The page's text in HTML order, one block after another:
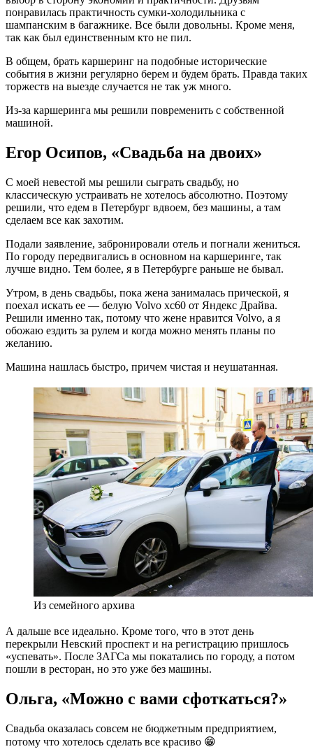
понравилась практичность сумки-холодильника с
шампанским в багажнике. Все были довольны. Кроме меня,
так как был единственным кто не пил.
В общем, брать каршеринг на подобные исторические
события в жизни регулярно берем и будем брать. Правда таких
торжеств на выезде случается не так уж много.
Из-за каршеринга мы решили повременить с собственной
машиной.
Егор Осипов, «Свадьба на двоих»
С моей невестой мы решили сыграть свадьбу, но
классическую устраивать не хотелось абсолютно. Поэтому
решили, что едем в Петербург вдвоем, без машины, а там
сделаем все как захотим.
Подали заявление, забронировали отель и погнали жениться.
По городу передвигались в основном на каршеринге, так
лучше видно. Тем более, я в Петербурге раньше не бывал.
Утром, в день свадьбы, пока жена занималась прической, я
поехал искать ее — белую Volvo xc60 от Яндекс Драйва.
Решили именно так, потому что жене нравится Volvo, а я
обожаю ездить за рулем и когда можно менять планы по
желанию.
Машина нашлась быстро, причем чистая и неушатанная.
Из семейного архива
А дальше все идеально. Кроме того, что в этот день
перекрыли Невский проспект и на регистрацию пришлось
«успевать». После ЗАГСа мы покатались по городу, а потом
пошли в ресторан, но это уже без машины.
Ольга, «Можно с вами сфоткаться?»
Свадьба оказалась совсем не бюджетным предприятием,
потому что хотелось сделать все красиво 😁